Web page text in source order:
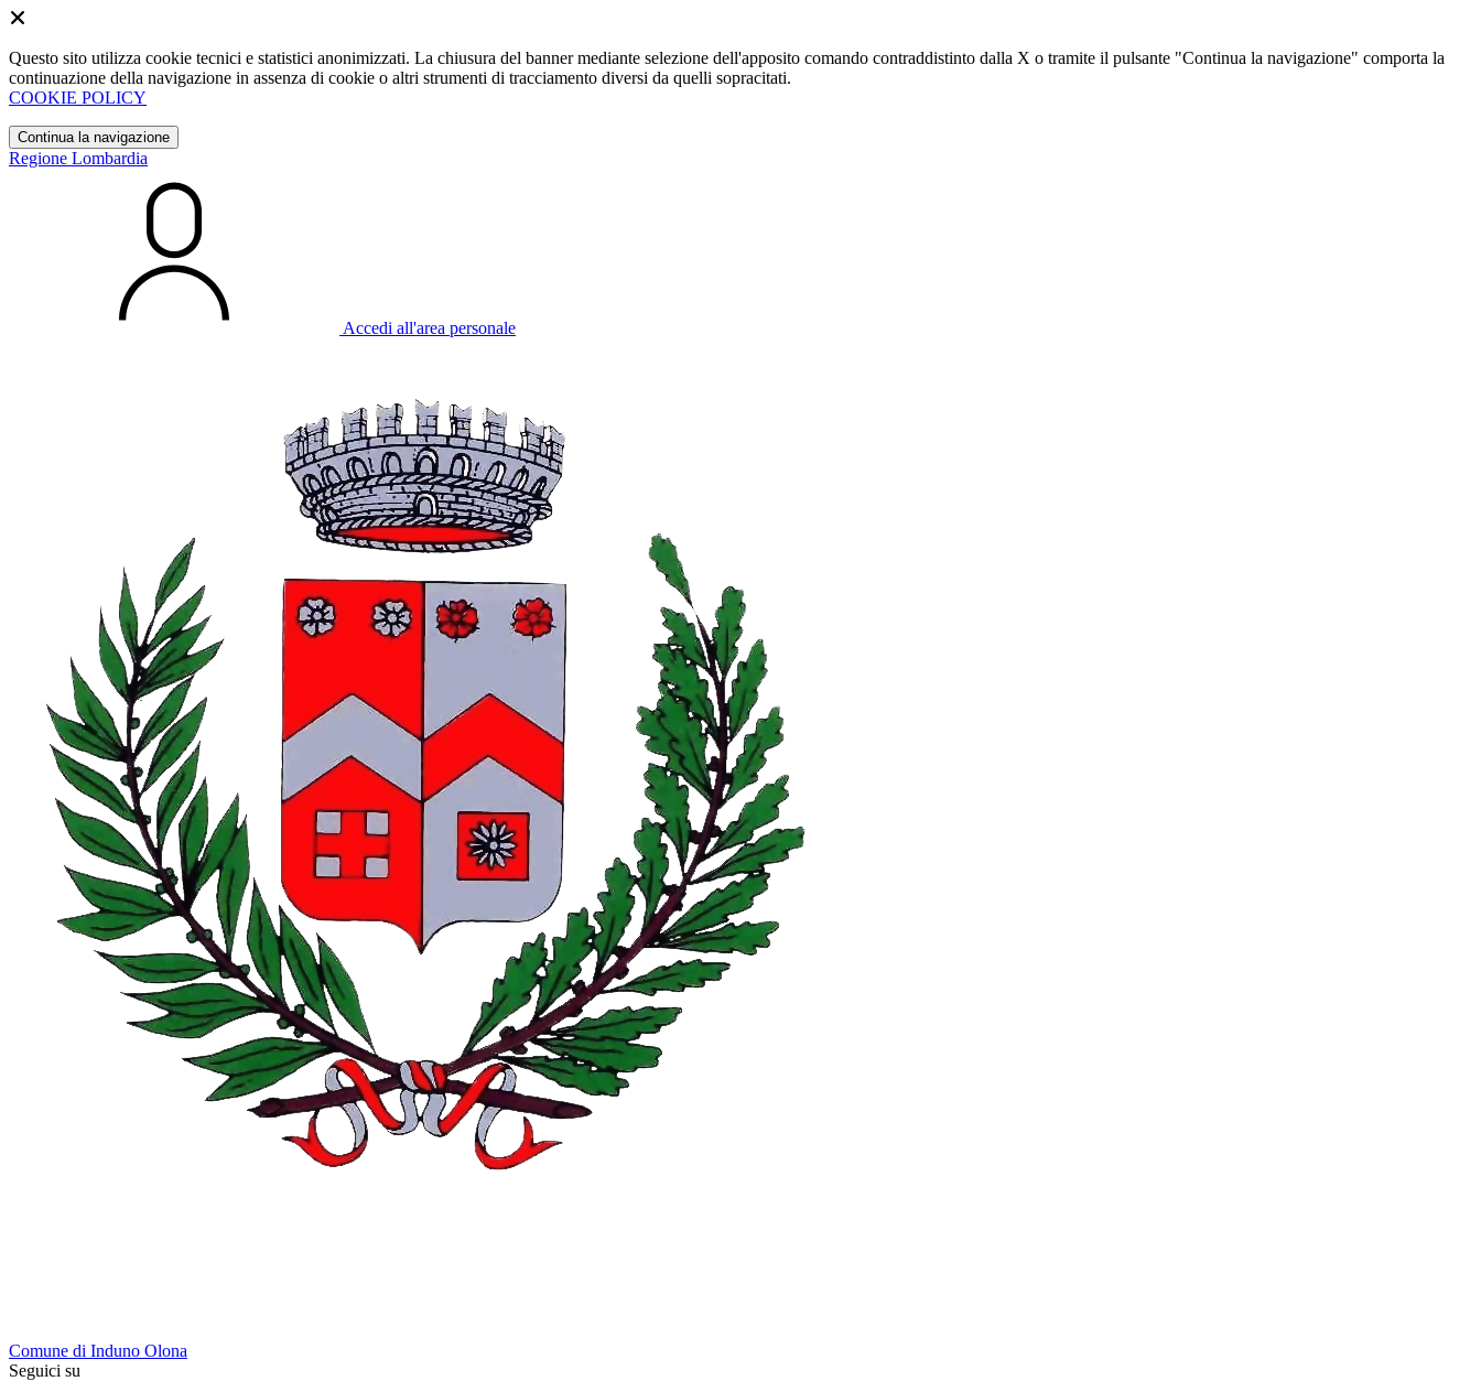
Questo sito utilizza cookie tecnici e statistici anonimizzati. La chiusura del banner mediante selezione dell'apposito comando contraddistinto dalla X o tramite il pulsante "Continua la navigazione" comporta la
continuazione della navigazione in assenza di cookie o altri strumenti di tracciamento diversi da quelli sopracitati.
COOKIE POLICY
Continua la navigazione
Regione Lombardia
Accedi all'area personale
Comune di Induno Olona
Seguici su